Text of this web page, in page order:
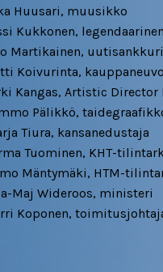
Huusari, muusikko
Kukkonen,
Martikainen, uutisankkuri
Koivurinta,
Kangas, Artistic Director
Pälikkö,
Tiura, kansanedustaja
Tuominen, KHT-
Mäntymäki, HTM-
Maj Wideroos, ministeri
Koponen,